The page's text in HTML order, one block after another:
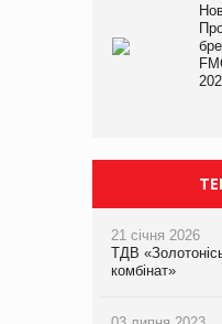
21 січня 2026
ТДВ
комбінат»